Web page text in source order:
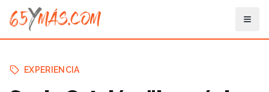
EXPERIENCIA